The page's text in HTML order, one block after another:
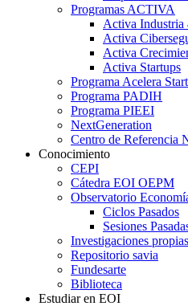
Programas ACTIVA
Activa Industria
Activa
Activa
Activa Startups
Programa Acelera
Programa PADIH
Programa PIEEI
NextGeneration
Centro de Referencia
Conocimiento
CEPI
Cátedra EOI OEPM
Observatorio
Ciclos Pasados
Sesiones
Investigaciones propias
Repositorio savia
Fundesarte
Biblioteca
Estudiar en EOI